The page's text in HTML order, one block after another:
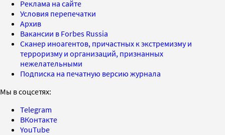
Реклама на сайте
Условия перепечатки
Архив
Вакансии в Forbes Russia
Сканер иноагентов, причастных к экстремизму и
терроризму и организаций, признанных
нежелательными
Подписка на печатную версию журнала
Мы в соцсетях:
Telegram
ВКонтакте
YouTube